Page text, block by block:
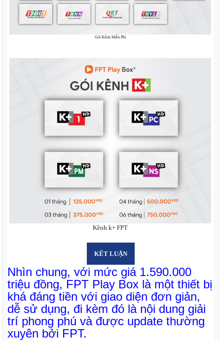
Gói Kênh Miễn Phí
Kênh k+ FPT
KẾT LUẬN
Nhìn chung, với mức giá 1.590.000
triệu đồng, FPT Play Box là một thiết bị
khá đáng tiền với giao diện đơn giản,
dễ sử dụng, đi kèm đó là nội dung giải
trí phong phú và được update thường
xuyên bởi FPT.